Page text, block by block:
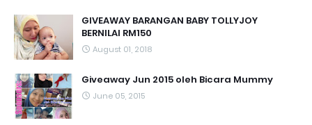
GIVEAWAY BARANGAN BABY TOLLYJOY
BERNILAI RM150
August 01, 2018
Giveaway Jun 2015 oleh Bicara Mummy
June 05, 2015